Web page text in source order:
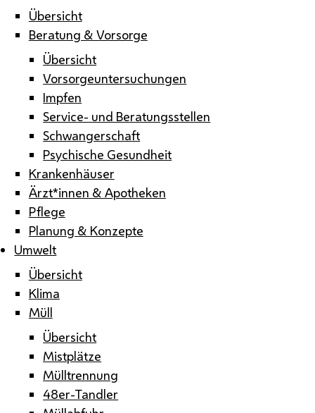
Übersicht
Beratung & Vorsorge
Übersicht
Vorsorgeuntersuchungen
Impfen
Service- und Beratungsstellen
Schwangerschaft
Psychische Gesundheit
Krankenhäuser
Ärzt*innen & Apotheken
Pflege
Planung & Konzepte
Umwelt
Übersicht
Klima
Müll
Übersicht
Mistplätze
Mülltrennung
48er-Tandler